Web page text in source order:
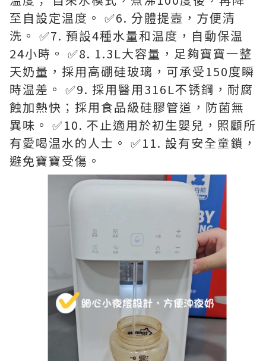
至自設定温度。 ✅6. 分體提壼，方便清
洗。 ✅7. 預設4種水量和温度，自動保温
24小時。 ✅8. 1.3L大容量，足夠寶寶一整
天奶量，採用高硼硅玻璃，可承受150度瞬
時温差。 ✅9. 採用醫用316L不锈鋼，耐腐
蝕加熱快；採用食品級硅膠管道，防菌無
異味。 ✅10. 不止適用於初生嬰兒，照顧所
有愛喝温水的人士。 ✅11. 設有安全童鎖，
避免寶寶受傷。